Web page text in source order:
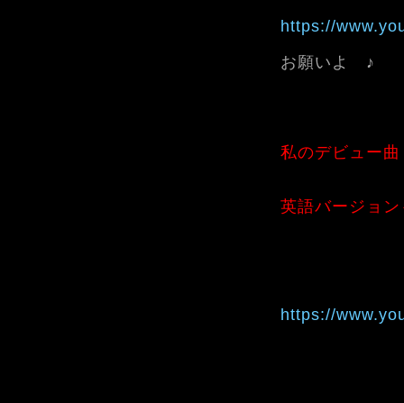
https://
お願いよ ♪
私のデビュー
英語バージョ
https://